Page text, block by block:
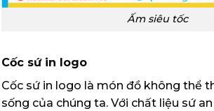
Ấm siêu tốc
Cốc sứ in logo
Cốc sứ in logo là món đồ không thể
sống của chúng ta. Với chất liệu sứ